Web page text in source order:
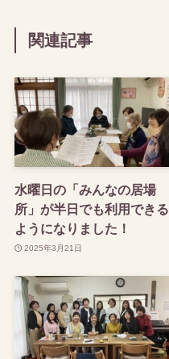
関連記事
水曜日の「みんなの居場
所」が半日でも利用できる
ようになりました！
2025年3月21日